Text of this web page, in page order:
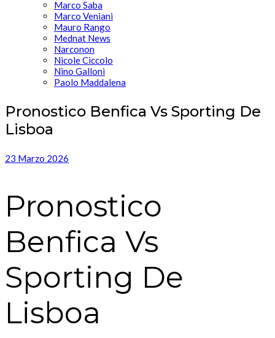
Marco Saba
Marco Veniani
Mauro Rango
Mednat News
Narconon
Nicole Ciccolo
Nino Galloni
Paolo Maddalena
Pronostico Benfica Vs Sporting De
Lisboa
23 Marzo 2026
Pronostico
Benfica Vs
Sporting De
Lisboa